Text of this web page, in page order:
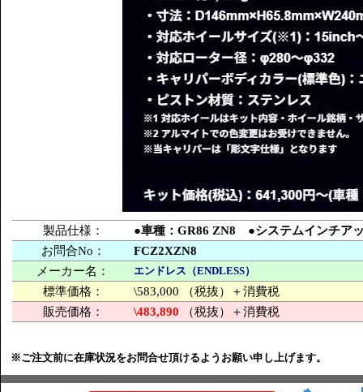
製品仕様：
●車種：GR86 ZN8 ●システムインチア
お問合No：
FCZ2XZN8
メーカー名：
エンドレス（ENDLESS）
標準価格：
\583,000 （税抜）＋消費税
販売価格：
\483,890 （税抜）＋消費税
※ご注文前に在庫状況をお問合せ頂けるようお願い申し上げます。